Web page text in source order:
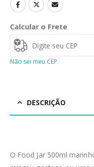
Calcular o Frete
Não sei meu CEP
DESCRIÇÃO
O Food Jar 500ml